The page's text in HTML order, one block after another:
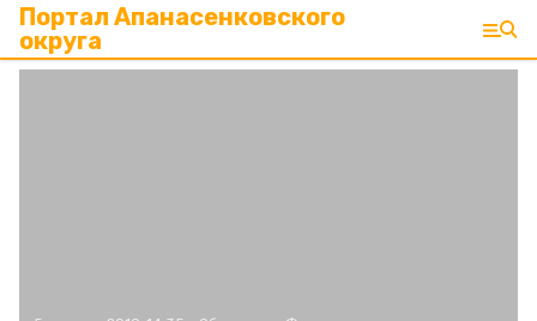
Портал Апанасенковского
округа